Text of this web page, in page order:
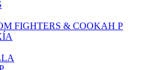
FIGHTERS & COOKAH P